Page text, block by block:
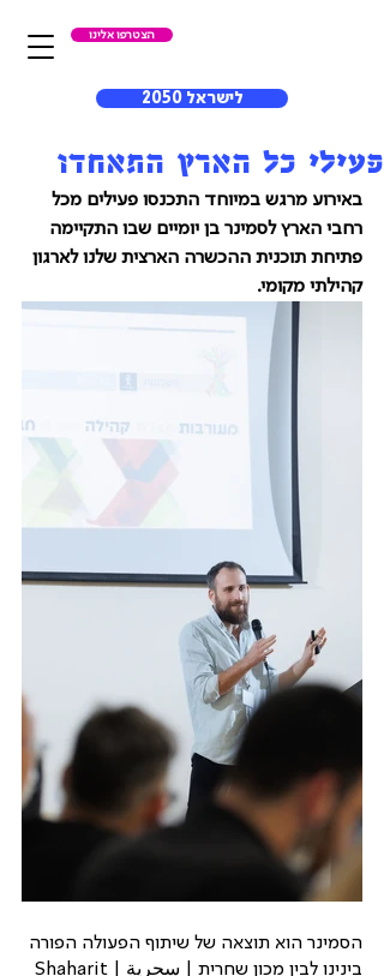
הצטרפו אלינו
לישראל 2050
פעילי כל הארץ התאחדו
באירוע מרגש במיוחד התכנסו פעילים מכל
רחבי הארץ לסמינר בן יומיים שבו התקיימה
פתיחת תוכנית ההכשרה הארצית שלנו לארגון
קהילתי מקומי.
הסמינר הוא תוצאה של שיתוף הפעולה הפורה